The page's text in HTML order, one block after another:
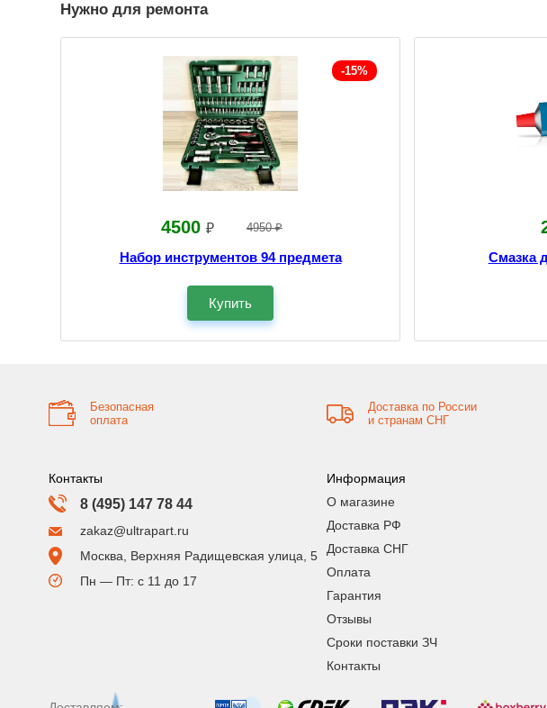
Нужно для ремонта
-15%
4500₽ 4950 ₽
Набор инструментов 94 предмета
Купить
Смазка
Безопасная
оплата
Доставка по России
и странам СНГ
Контакты
8 (495) 147 78 44
zakaz@ultrapart.ru
Москва, Верхняя Радищевская улица, 5
Пн — Пт: с 11 до 17
Информация
О магазине
Доставка РФ
Доставка СНГ
Оплата
Гарантия
Отзывы
Сроки поставки ЗЧ
Контакты